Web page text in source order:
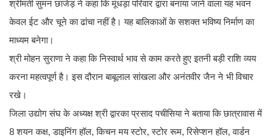
श्रीमती सुमन छाजेड़ ने कहा कि मूंधड़ा परिवार द्वारा बनाया जाने वाला यह भवन
केवल ईट और चूने का ढांचा नहीं है। यह बालिकाओं के सशक्त भविष्य निर्माण का
माध्यम बनेगा।
श्री मोहन सुराणा ने कहा कि निस्वार्थ भाव से काम करते हुए इतनी बड़ी राशि व्यय
करना महत्वपूर्ण है। इस दौरान बाबूलाल सांखला और अनंतवीर जैन ने भी विचार
रखे।
जिला उद्योग संघ के अध्यक्ष श्री द्वारका प्रसाद पचीसिया ने बताया कि छात्रावास में
8 शयन कक्ष, डाइनिंग हॉल, किचन मय स्टोर, स्टोर रूम, रिसेप्शन हॉल, वार्डन